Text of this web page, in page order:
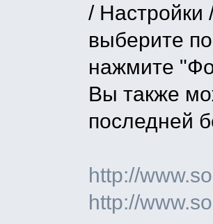
/ Настройки
выберите
нажмите
Вы также
последней
http://
http://